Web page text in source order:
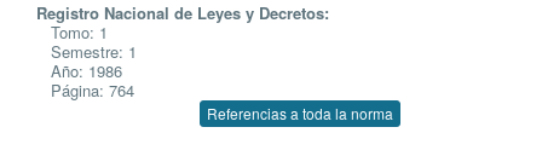
Registro Nacional de Leyes y Decretos:
Tomo: 1
Semestre: 1
Año: 1986
Página: 764
Referencias a toda la norma